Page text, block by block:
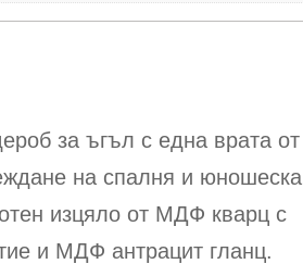
за ъгъл с една врата от
на спалня и юношеска
изцяло от МДФ кварц с
и МДФ антрацит гланц.